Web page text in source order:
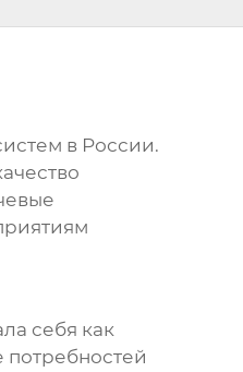
в России.
себя как